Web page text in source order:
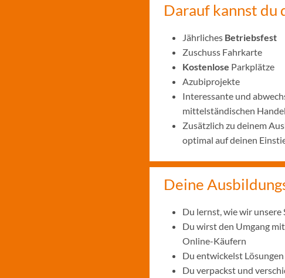
Darauf kannst du
Jährliches Betriebsfest
Zuschuss Fahrkarte
Kostenlose Parkplätze
Azubiprojekte
Interessante und
mittelständischen
Zusätzlich zu deinem
optimal auf deinen
Deine
Du lernst, wie wir
Du wirst den Umgang
Online-Käufern
Du entwickelst
Du verpackst und